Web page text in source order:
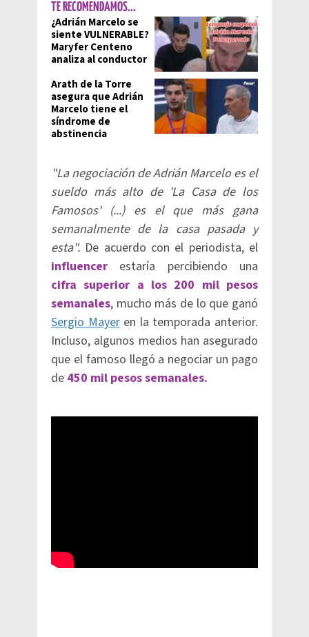
TE RECOMENDAMOS...
¿Adrián Marcelo se
siente VULNERABLE?
Maryfer Centeno
analiza al conductor
Arath de la Torre
asegura que Adrián
Marcelo tiene el
síndrome de
abstinencia
"La negociación de Adrián Marcelo es el
sueldo más alto de 'La Casa de los
Famosos' (...) es el que más gana
semanalmente de la casa pasada y
esta". De acuerdo con el periodista, el
influencer estaría percibiendo una
cifra superior a los 200 mil pesos
semanales, mucho más de lo que ganó
Sergio Mayeren la temporada anterior.
Incluso, algunos medios han asegurado
que el famoso llegó a negociar un pago
de 450 mil pesos semanales.